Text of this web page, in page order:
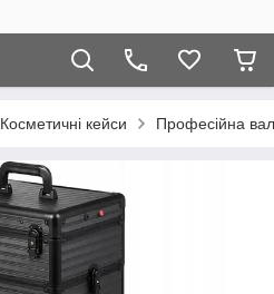
Косметичні кейси Професійна